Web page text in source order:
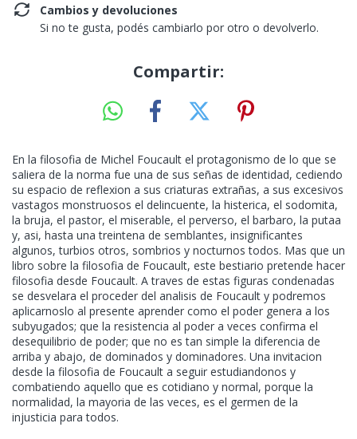
Cambios y devoluciones
Si no te gusta, podés cambiarlo por otro o devolverlo.
Compartir:
En la filosofia de Michel Foucault el protagonismo de lo que se
saliera de la norma fue una de sus señas de identidad, cediendo
su espacio de reflexion a sus criaturas extrañas, a sus excesivos
vastagos monstruosos el delincuente, la histerica, el sodomita,
la bruja, el pastor, el miserable, el perverso, el barbaro, la putaa
y, asi, hasta una treintena de semblantes, insignificantes
algunos, turbios otros, sombrios y nocturnos todos. Mas que un
libro sobre la filosofia de Foucault, este bestiario pretende hacer
filosofia desde Foucault. A traves de estas figuras condenadas
se desvelara el proceder del analisis de Foucault y podremos
aplicarnoslo al presente aprender como el poder genera a los
subyugados; que la resistencia al poder a veces confirma el
desequilibrio de poder; que no es tan simple la diferencia de
arriba y abajo, de dominados y dominadores. Una invitacion
desde la filosofia de Foucault a seguir estudiandonos y
combatiendo aquello que es cotidiano y normal, porque la
normalidad, la mayoria de las veces, es el germen de la
injusticia para todos.